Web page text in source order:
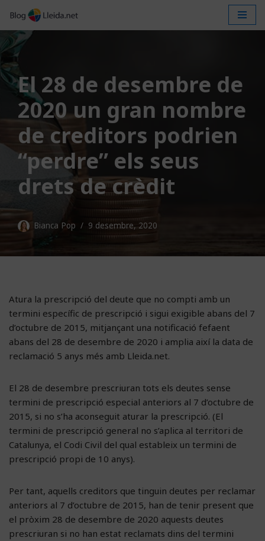
Vés
al
contingut
El 28 de desembre de
2020 un gran nombre
de creditors podrien
“perdre” els seus
drets de crèdit
Bianca Pop 9 desembre, 2020
Atura la prescripció del deute que no compti amb un
termini específic de prescripció i sigui exigible abans del 7
d’octubre de 2015, mitjançant una notificació fefaent
abans del 28 de desembre de 2020 i amplia així la data de
reclamació 5 anys més amb Lleida.net.
El 28 de desembre prescriuran tots els deutes sense
termini de prescripció especial anteriors al 7 d’octubre de
2015, si no s’ha aconseguit aturar la prescripció. (El
termini de prescripció general no s’aplica al territori de
Catalunya, el Codi Civil del qual estableix un termini de
prescripció propi de 10 anys).
Per tant, aquells creditors que tinguin deutes per reclamar
anteriors al 7 d’octubre de 2015, han de tenir present que
el pròxim 28 de desembre de 2020 aquests deutes
prescriuran si no han estat reclamats dins del termini